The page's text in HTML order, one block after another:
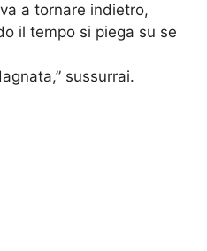
a tornare indietro,
il tempo si piega su se
sussurrai.